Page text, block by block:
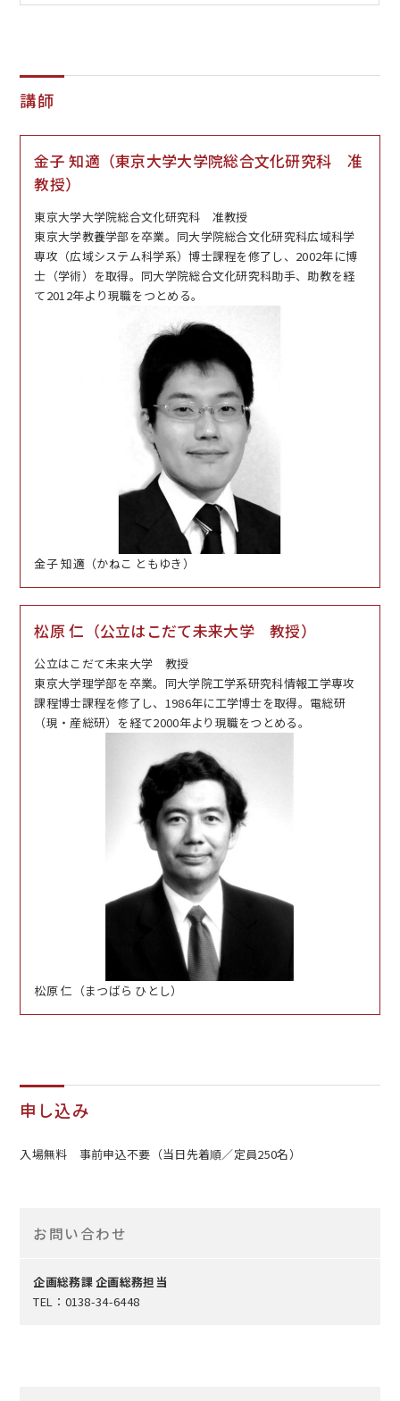
講師
金子 知適（東京大学大学院総合文化研究科 准
教授）
東京大学大学院総合文化研究科 准教授
東京大学教養学部を卒業。同大学院総合文化研究科広域科学
専攻（広域システム科学系）博士課程を修了し、 2002年に博
士（学術）を取得。同大学院総合文化研究科助手、助教を経
て2012年より現職をつとめる。
金子 知適（かねこ ともゆき）
松原 仁（公立はこだて未来大学 教授）
公立はこだて未来大学 教授
東京大学理学部を卒業。同大学院工学系研究科情報工学専攻
課程博士課程を修了し、 1986年に工学博士を取得。電総研
（現・産総研）を経て2000年より現職をつとめる。
松原 仁（まつばら ひとし）
申し込み
入場無料 事前申込不要（当日先着順／定員250名）
お問い合わせ
企画総務課 企画総務担当
TEL：0138-34-6448